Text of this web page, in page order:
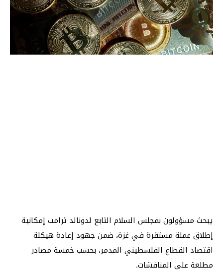
يبحث مسؤولون بمجلس السلام التابع لدونالد ترامب إمكانية
إطلاق عملة مستقرة في غزة، ضمن جهود إعادة هيكلة
اقتصاد القطاع الفلسطيني المدمر، بحسب خمسة مصادر
مطلعة على المناقشات.